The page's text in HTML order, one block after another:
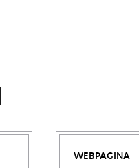
WEBPAGINA